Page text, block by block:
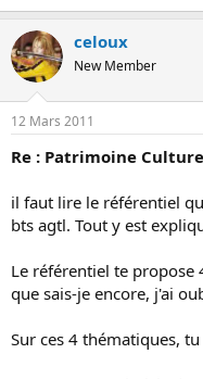
celoux
New Member
12 Mars 2011
Re : Patrimoine
il faut lire le référentiel
bts agtl. Tout y est
Le référentiel te
que sais-je encore, j'ai
Sur ces 4 thématiques,